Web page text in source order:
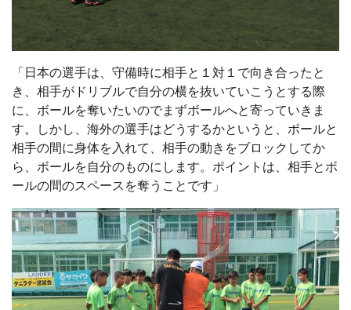
「日本の選手は、守備時に相手と１対１で向き合ったと
き、相手がドリブルで自分の横を抜いていこうとする際
に、ボールを奪いたいのでまずボールへと寄っていきま
す。しかし、海外の選手はどうするかというと、ボールと
相手の間に身体を入れて、相手の動きをブロックしてか
ら、ボールを自分のものにします。ポイントは、相手とボ
ールの間のスペースを奪うことです」